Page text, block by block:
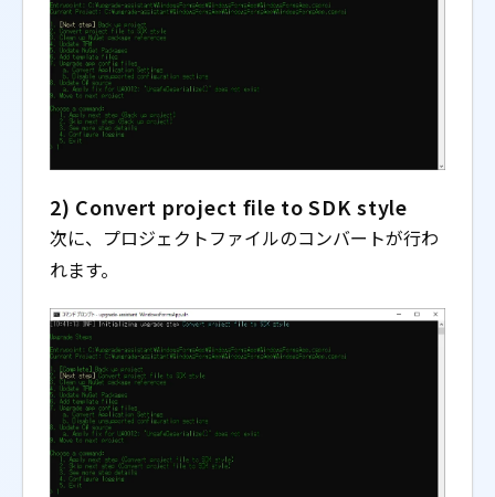
2) Convert project file to SDK style
次に、プロジェクトファイルのコンバートが行わ
れます。